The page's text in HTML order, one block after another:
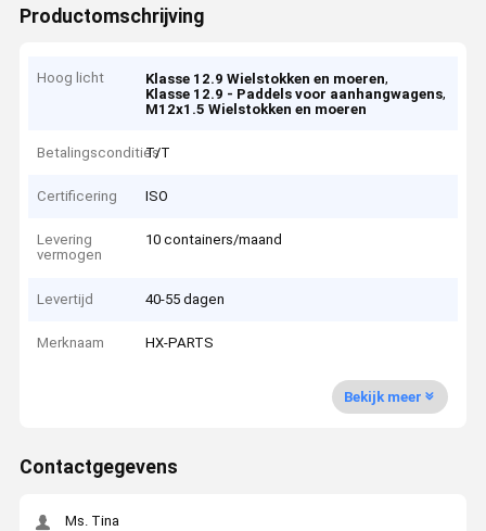
Productomschrijving
Hoog licht Klasse 12.9 Wielstokken en moeren,
Klasse 12.9 - Paddels voor aanhangwagens,
M12x1.5 Wielstokken en moeren
Betalingscondities
T/T
Certificering ISO
Levering
vermogen
10 containers/maand
Levertijd 40-55 dagen
Merknaam HX-PARTS
Bekijk meer
Contactgegevens
Ms. Tina